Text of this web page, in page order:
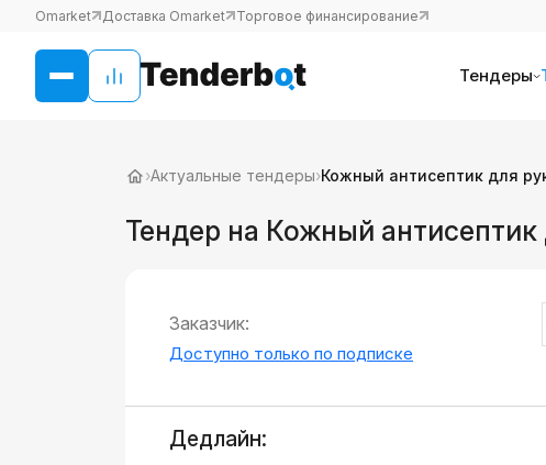
Omarket Доставка Omarket Торговое финансирование
Тендеры
›Актуальные тендеры›Кожный антисептик для
Тендер на Кожный
Заказчик:
Доступно только по подписке
Дедлайн: